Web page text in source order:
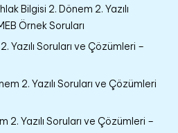
Bilgisi 2. Dönem 2. Yazılı
Örnek Soruları
Yazılı Soruları ve Çözümleri –
2. Yazılı Soruları ve Çözümleri
2. Yazılı Soruları ve Çözümleri –